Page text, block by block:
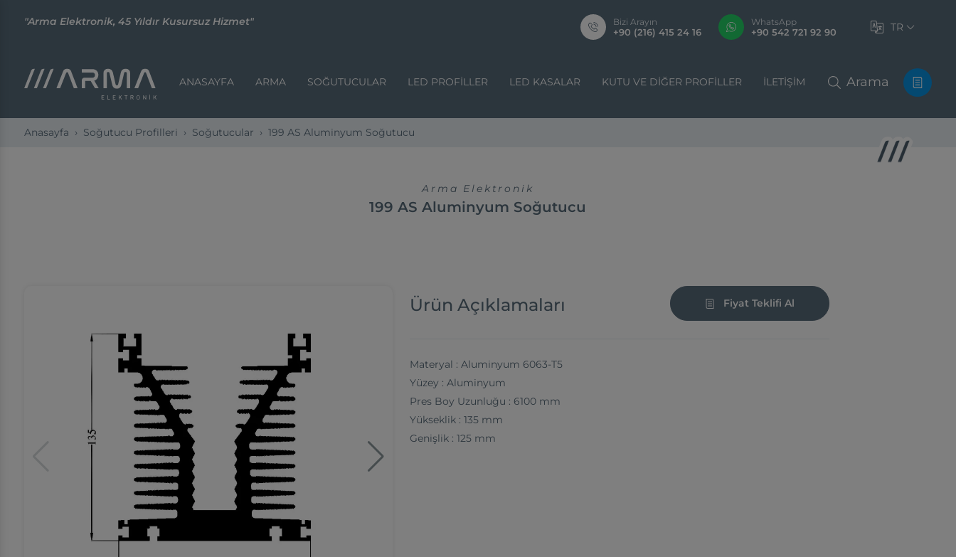
"Arma Elektronik, 45 Yıldır Kusursuz Hizmet" Bizi Arayın
+90 (216) 415 24 16
WhatsApp
+90 542 721 92 90 TR
ANASAYFA ARMA SOĞUTUCULAR LED PROFILLER LED KASALAR KUTU VE DIĞER PROFILLER İLETIŞIM Arama
Anasayfa Soğutucu Profilleri Soğutucular 199 AS Aluminyum Soğutucu
Arma Elektronik
199 AS Aluminyum Soğutucu
Ürün Açıklamaları Fiyat Teklifi Al
Materyal : Aluminyum 6063-T5
Yüzey : Aluminyum
Pres Boy Uzunluğu : 6100 mm
Yükseklik : 135 mm
Genişlik : 125 mm